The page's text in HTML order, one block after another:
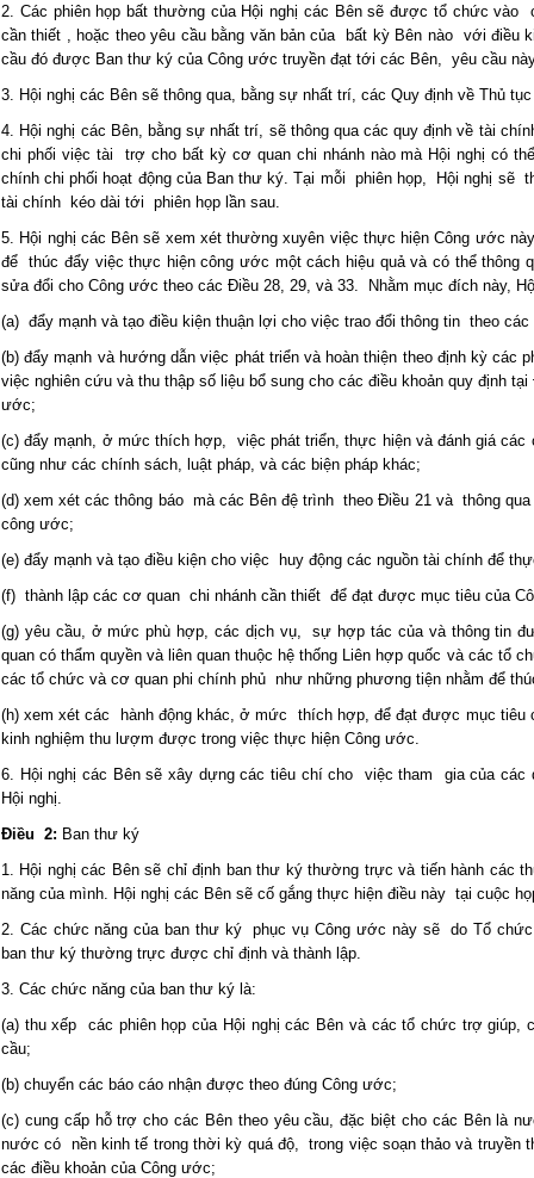
2. Các phiên họp bất thường của Hội nghị các Bên sẽ được tổ chức
cần thiết , hoặc theo yêu cầu bằng văn bản của bất kỳ Bên nào với điều
cầu đó được Ban thư ký của Công ước truyền đạt tới các Bên, yêu cầu
3. Hội nghị các Bên sẽ thông qua, bằng sự nhất trí, các Quy định về Thủ
4. Hội nghị các Bên, bằng sự nhất trí, sẽ thông qua các quy định về tài
chi phối việc tài trợ cho bất kỳ cơ quan chi nhánh nào mà Hội nghị có
chính chi phối hoạt động của Ban thư ký. Tại mỗi phiên họp, Hội nghị sẽ
tài chính kéo dài tới phiên họp lần sau.
5. Hội nghị các Bên sẽ xem xét thường xuyên việc thực hiện Công ước
để thúc đẩy việc thực hiện công ước một cách hiệu quả và có thể thông
sửa đổi cho Công ước theo các Điều 28, 29, và 33. Nhằm mục đích này,
(a) đẩy mạnh và tạo điều kiện thuận lợi cho việc trao đổi thông tin theo
(b) đẩy mạnh và hướng dẫn việc phát triển và hoàn thiện theo định kỳ các
việc nghiên cứu và thu thập số liệu bổ sung cho các điều khoản quy định
ước;
(c) đẩy mạnh, ở mức thích hợp, việc phát triển, thực hiện và đánh giá
cũng như các chính sách, luật pháp, và các biện pháp khác;
(d) xem xét các thông báo mà các Bên đệ trình theo Điều 21 và thông
công ước;
(e) đẩy mạnh và tạo điều kiện cho việc huy động các nguồn tài chính để
(f) thành lập các cơ quan chi nhánh cần thiết để đạt được mục tiêu của
(g) yêu cầu, ở mức phù hợp, các dịch vụ, sự hợp tác của và thông tin
quan có thẩm quyền và liên quan thuộc hệ thống Liên hợp quốc và các tổ
các tổ chức và cơ quan phi chính phủ như những phương tiện nhằm để
(h) xem xét các hành động khác, ở mức thích hợp, để đạt được mục tiêu
kinh nghiệm thu lượm được trong việc thực hiện Công ước.
6. Hội nghị các Bên sẽ xây dựng các tiêu chí cho việc tham gia của các
Hội nghị.
Điều 2: Ban thư ký
1. Hội nghị các Bên sẽ chỉ định ban thư ký thường trực và tiến hành các
năng của mình. Hội nghị các Bên sẽ cố gắng thực hiện điều này tại cuộc
2. Các chức năng của ban thư ký phục vụ Công ước này sẽ do Tổ
ban thư ký thường trực được chỉ định và thành lập.
3. Các chức năng của ban thư ký là:
(a) thu xếp các phiên họp của Hội nghị các Bên và các tổ chức trợ giúp,
cầu;
(b) chuyển các báo cáo nhận được theo đúng Công ước;
(c) cung cấp hỗ trợ cho các Bên theo yêu cầu, đặc biệt cho các Bên là
nước có nền kinh tế trong thời kỳ quá độ, trong việc soạn thảo và truyền
các điều khoản của Công ước;